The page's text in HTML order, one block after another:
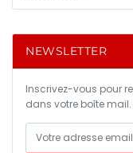
NEWSLETTER
Inscrivez-vous pour
dans votre boîte mail.